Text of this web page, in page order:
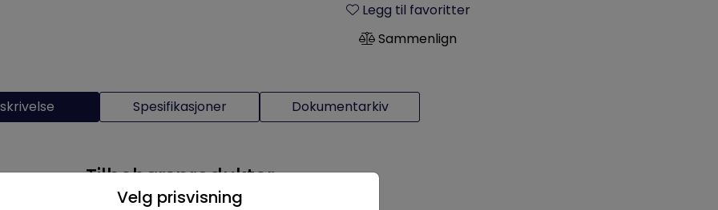
Legg til favoritter
Sammenlign
Spesifikasjoner Dokumentarkiv
Tilbehørsprodukter
Velg prisvisning